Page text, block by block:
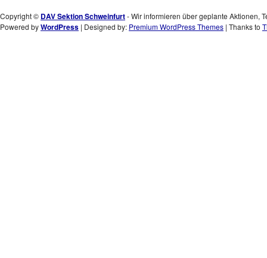
Copyright © DAV Sektion Schweinfurt- Wir informieren über geplante Aktionen,
Powered byWordPress | Designed by: Premium WordPress Themes | Thanks to